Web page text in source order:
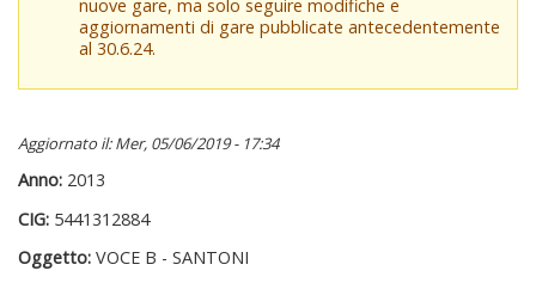
nuove gare, ma solo seguire modifiche e
aggiornamenti di gare pubblicate antecedentemente
al 30.6.24.
Aggiornato il: Mer, 05/06/2019 - 17:34
Anno: 2013
CIG: 5441312884
Oggetto: VOCE B - SANTONI